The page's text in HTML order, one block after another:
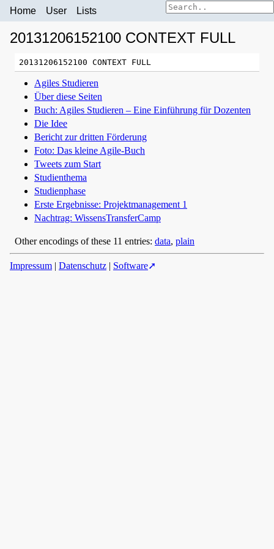
Home User Lists
20131206152100 CONTEXT FULL
Agiles Studieren
Über diese Seiten
Buch: Agiles Studieren – Eine Einführung für Dozenten
Die Idee
Bericht zur dritten Förderung
Foto: Das kleine Agile-Buch
Tweets zum Start
Studienthema
Studienphase
Erste Ergebnisse: Projektmanagement 1
Nachtrag: WissensTransferCamp
Other encodings of these 11 entries: data, plain
Impressum | Datenschutz | Software